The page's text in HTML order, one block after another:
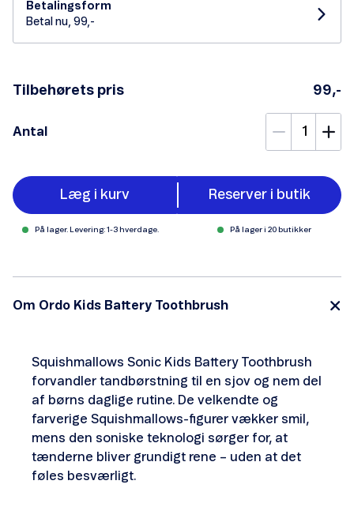
Betalingsform
Betal nu, 99,-
Tilbehørets pris 99,-
Antal
Læg i kurv Reserver i butik
På lager. Levering: 1-3 hverdage. På lager i 20 butikker
Om Ordo Kids Battery Toothbrush
Squishmallows Sonic Kids Battery Toothbrush
forvandler tandbørstning til en sjov og nem del
af børns daglige rutine. De velkendte og
farverige Squishmallows-figurer vækker smil,
mens den soniske teknologi sørger for, at
tænderne bliver grundigt rene – uden at det
føles besværligt.